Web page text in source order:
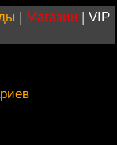
| Магазин | VIP